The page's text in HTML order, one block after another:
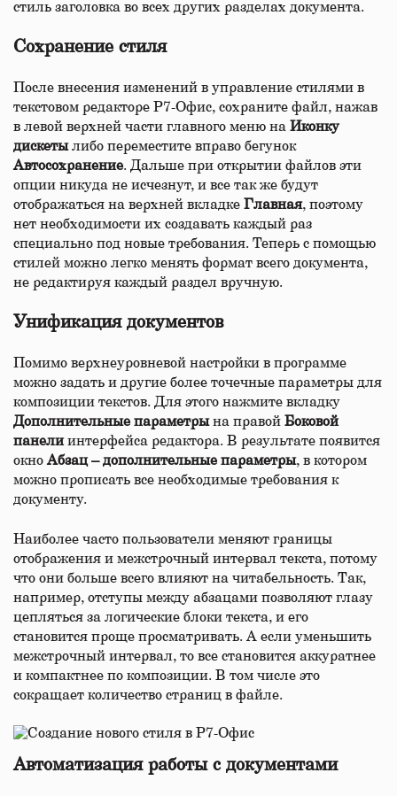
стиль заголовка во всех других разделах документа.
Сохранение стиля
После внесения изменений в управление стилями в
текстовом редакторе Р7-Офис, сохраните файл, нажав
в левой верхней части главного меню на Иконку
дискетылибо переместите вправо бегунок
Автосохранение. Дальше при открытии файлов эти
опции никуда не исчезнут, и все так же будут
отображаться на верхней вкладке Главная, поэтому
нет необходимости их создавать каждый раз
специально под новые требования. Теперь с помощью
стилей можно легко менять формат всего документа,
не редактируя каждый раздел вручную.
Унификация документов
Помимо верхнеуровневой настройки в программе
можно задать и другие более точечные параметры для
композиции текстов. Для этого нажмите вкладку
Дополнительные параметрына правой Боковой
панели интерфейса редактора. В результате появится
окно Абзац – дополнительные параметры, в котором
можно прописать все необходимые требования к
документу.
Наиболее часто пользователи меняют границы
отображения и межстрочный интервал текста, потому
что они больше всего влияют на читабельность. Так,
например, отступы между абзацами позволяют глазу
цепляться за логические блоки текста, и его
становится проще просматривать. А если уменьшить
межстрочный интервал, то все становится аккуратнее
и компактнее по композиции. В том числе это
сокращает количество страниц в файле.
Автоматизация работы с документами